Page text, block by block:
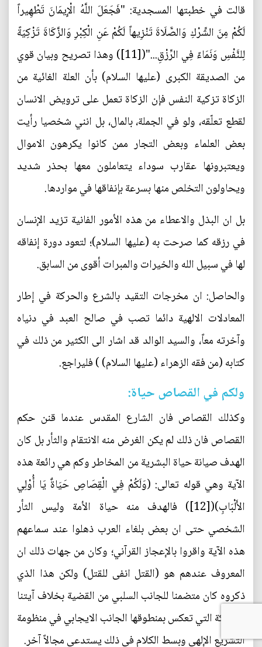
قالت في خطبتها المسجدية: "فَجَعَلَ اللَّهُ الْإِيمَانَ تَطْهِيراً
لَكُمْ مِنَ الشِّرْكِ وَالصَّلَاةَ تَنْزِيهاً لَكُمْ عَنِ الْكِبْرِ وَالزَّكَاةَ تَزْكِيَةً
لِلنَّفْسِ وَنَمَاءً فِي الرِّزْقِ..."([11]) وهذا تصريح وبيان قوي
من الصديقة الكبرى (عليها السلام) بأن العلة الغائية من
الزكاة تزكية النفس فإن الزكاة تعمل على ترويض الانسان
لقطع تعلّقه، ولو في الجملة، بالمال، بل انني شخصيا رأيت
بعض العلماء وبعض التجار ممن كانوا يكرهون الاموال
ويعتبرونها عقارب سوداء يتعاملون معها بحذر شديد
ويحاولون التخلص منها بسرعة بإنفاقها في مواردها.
بل ان البذل والاعطاء من هذه الأمور الفانية تزيد الإنسان
في رزقه كما صرحت به (عليها السلام)؛ لتعود دورة إنفاقه
لها في سبيل الله والخيرات والمبرات أقوى من السابق.
والحاصل: ان مخرجات التقيد بالشرع والحركة في إطار
المعادلات الالهية دائما تصب في صالح العبد في دنياه
وآخرته معاً، والسيد الوالد قد اشار الى الكثير من ذلك في
كتابه (من فقه الزهراء (عليها السلام) ) فليراجع.
ولكم في القصاص حياة:
وكذلك القصاص فان الشارع المقدس عندما قنن حكم
القصاص فان ذلك لم يكن الغرض منه الانتقام والثأر بل كان
الهدف صيانة حياة البشرية من المخاطر وكم هي رائعة هذه
الآية وهي قوله تعالى: (وَلَكُمْ فِي الْقِصَاصِ حَيَاةٌ يَا أُوْلِي
الأَلْبَابِ)([12]) فالهدف منه حياة الأمة وليس الثأر
الشخصي حتى ان بعض بلغاء العرب ذهلوا عند سماعهم
هذه الآية واقروا بالإعجاز القرآني؛ وكان من جهات ذلك ان
المعروف عندهم هو (القتل انفى للقتل) ولكن هذا الذي
ذكروه كان متضمنا للجانب السلبي من القضية بخلاف آيتنا
المباركة التي تعكس بمنطوقها الجانب الايجابي في منظومة
التشريع الإلهي وبسط الكلام في ذلك يستدعي مجالاً آخر.